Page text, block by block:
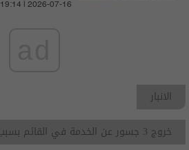
19:14 | 2026-07-16
الانبار
خروج 3 جسور عن الخدمة في القائم بسبب موجة فيضانية